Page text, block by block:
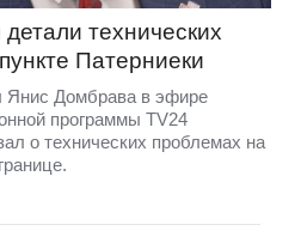
технических
Патерниеки
Янис Домбрава в эфире
программы TV24
о технических проблемах на